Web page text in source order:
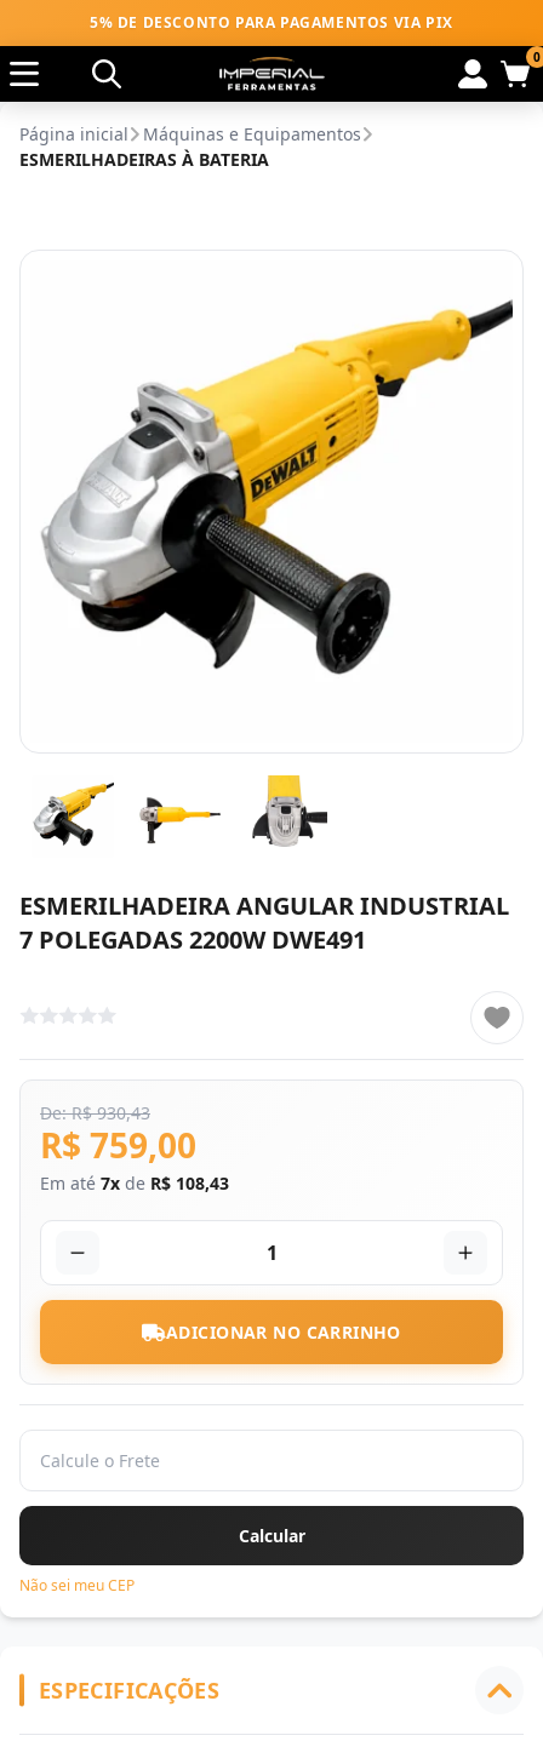
5% DE DESCONTO PARA PAGAMENTOS VIA PIX
0
Página inicial
Máquinas e Equipamentos
ESMERILHADEIRAS À BATERIA
ESMERILHADEIRA ANGULAR INDUSTRIAL
7 POLEGADAS 2200W DWE491
De: R$ 930,43
R$ 759,00
Em até 7x de R$ 108,43
1
ADICIONAR NO CARRINHO
Não sei meu CEP
ESPECIFICAÇÕES